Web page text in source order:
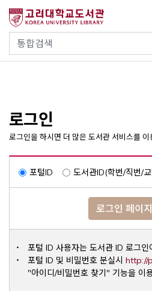
건
통합검색
사이트내 검색
로그인
로그인을 하시면 더 많은 도서관 서비스를 이
포털ID 도서관ID(학번/직번/
로그인 페이
포털 ID 사용자는 도서관 ID 로그인
포털 ID 및 비밀번호 분실시 http://
"아이디/비밀번호 찾기" 기능을 이